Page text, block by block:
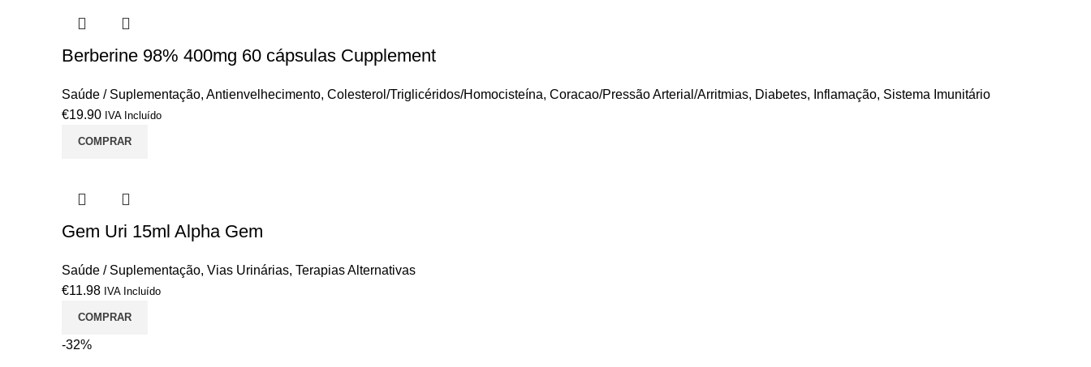
Berberine 98% 400mg 60 cápsulas Cupplement
Saúde / Suplementação, Antienvelhecimento, Colesterol/Triglicéridos/Homocisteína, Coracao/Pressão Arterial/Arritmias, Diabetes, Inflamação, Sistema Imunitário
€19.90 IVA Incluído
COMPRAR
Gem Uri 15ml Alpha Gem
Saúde / Suplementação, Vias Urinárias, Terapias Alternativas
€11.98 IVA Incluído
COMPRAR
-32%